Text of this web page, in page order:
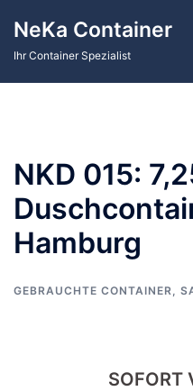
Inhalt
springen
NeKa Container
Ihr Container Spezialist
NKD 015:
Hamburg
GEBRAUCHTE CONTAINER,
SOFORT